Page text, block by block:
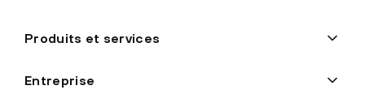
Produits et services
Entreprise